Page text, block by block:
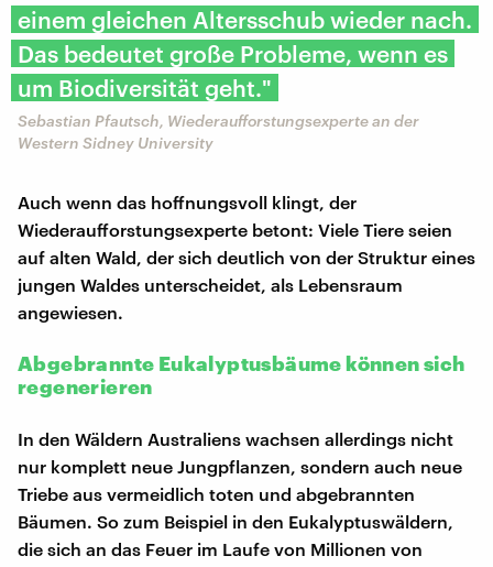
einem gleichen Altersschub wieder nach.
Das bedeutet große Probleme, wenn es
um Biodiversität geht."
Sebastian Pfautsch, Wiederaufforstungsexperte an der
Western Sidney University
Auch wenn das hoffnungsvoll klingt, der
Wiederaufforstungsexperte betont: Viele Tiere seien
auf alten Wald, der sich deutlich von der Struktur eines
jungen Waldes unterscheidet, als Lebensraum
angewiesen.
Abgebrannte Eukalyptusbäume können sich
regenerieren
In den Wäldern Australiens wachsen allerdings nicht
nur komplett neue Jungpflanzen, sondern auch neue
Triebe aus vermeidlich toten und abgebrannten
Bäumen. So zum Beispiel in den Eukalyptuswäldern,
die sich an das Feuer im Laufe von Millionen von